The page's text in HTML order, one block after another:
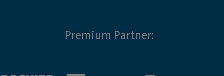
Premium Partner: